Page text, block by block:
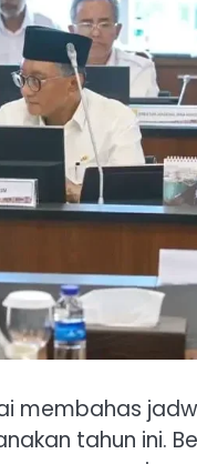
membahas
tahun ini.